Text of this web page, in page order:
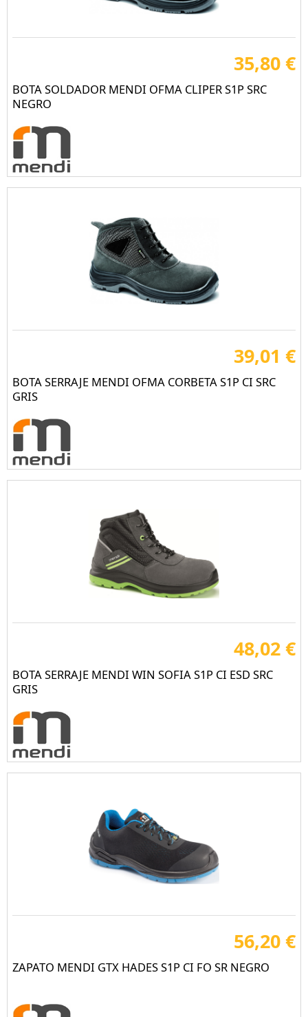
35,80 €
BOTA SOLDADOR MENDI OFMA CLIPER S1P SRC
NEGRO
39,01 €
BOTA SERRAJE MENDI OFMA CORBETA S1P CI SRC
GRIS
48,02 €
BOTA SERRAJE MENDI WIN SOFIA S1P CI ESD SRC
GRIS
56,20 €
ZAPATO MENDI GTX HADES S1P CI FO SR NEGRO